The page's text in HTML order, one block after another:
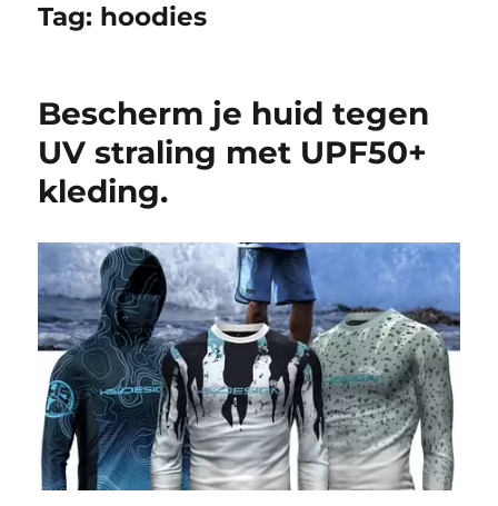
Tag: hoodies
Bescherm je huid tegen
UV straling met UPF50+
kleding.